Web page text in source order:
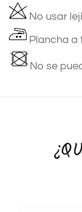
No usar
Plancha a
No se